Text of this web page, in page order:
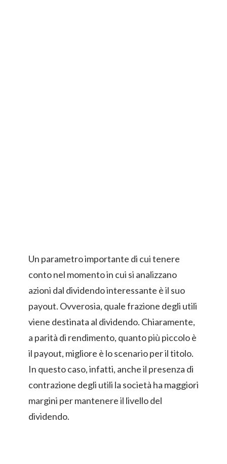
Un parametro importante di cui tenere
conto nel momento in cui si analizzano
azioni dal dividendo interessante è il suo
payout. Ovverosia, quale frazione degli utili
viene destinata al dividendo. Chiaramente,
a parità di rendimento, quanto più piccolo è
il payout, migliore è lo scenario per il titolo.
In questo caso, infatti, anche il presenza di
contrazione degli utili la società ha maggiori
margini per mantenere il livello del
dividendo.